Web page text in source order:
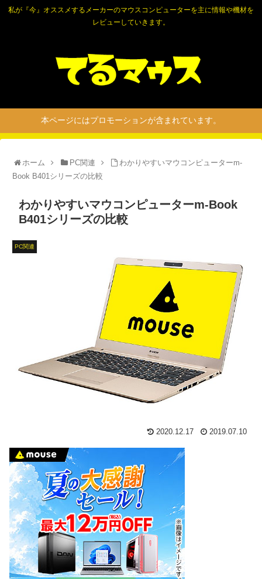
私が『今』オススメするメーカーのマウスコンピューターを主に情報や機材を
レビューしていきます。
本ページにはプロモーションが含まれています。
ホーム PC関連
わかりやすいマウコンピューターm-
Book B401シリーズの比較
わかりやすいマウコンピューターm-Book
B401シリーズの比較
PC関連
2020.12.17 2019.07.10